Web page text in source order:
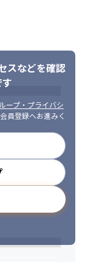
方
トを遂行できる
スなどを確認
ープ・プライバシ
員登録へお進みく